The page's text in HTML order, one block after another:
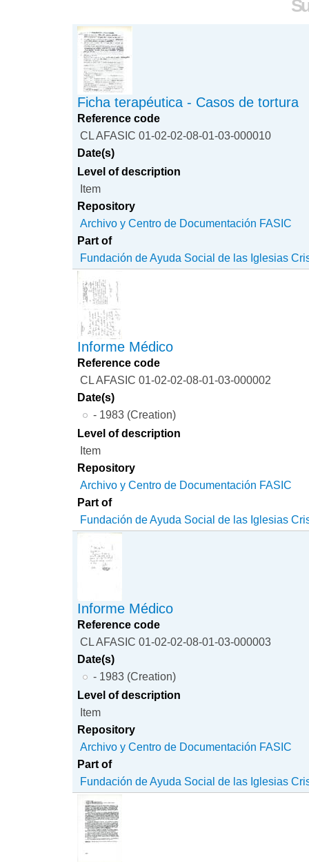
Ficha terapéutica - Casos de tortura
Reference code
CL AFASIC 01-02-02-08-01-03-000010
Date(s)
Level of description
Item
Repository
Archivo y Centro de Documentación FASIC
Part of
Fundación de Ayuda Social de las Iglesias
Informe Médico
Reference code
CL AFASIC 01-02-02-08-01-03-000002
Date(s)
- 1983 (Creation)
Level of description
Item
Repository
Archivo y Centro de Documentación FASIC
Part of
Fundación de Ayuda Social de las Iglesias
Informe Médico
Reference code
CL AFASIC 01-02-02-08-01-03-000003
Date(s)
- 1983 (Creation)
Level of description
Item
Repository
Archivo y Centro de Documentación FASIC
Part of
Fundación de Ayuda Social de las Iglesias